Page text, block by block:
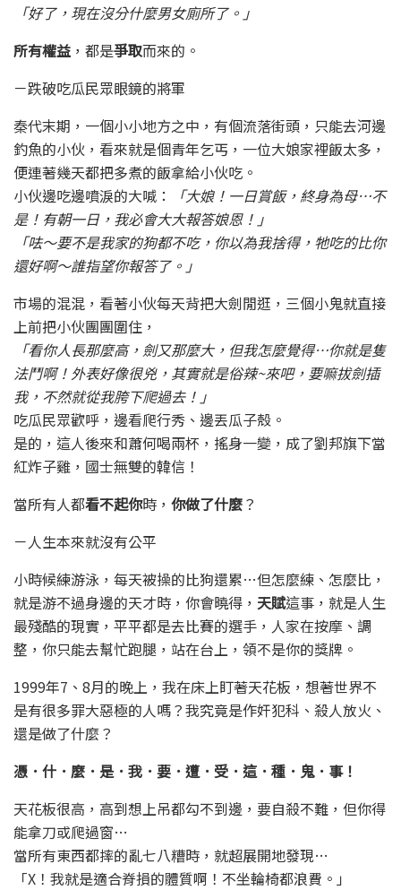
「好了，現在沒分什麼男女廁所了。」
所有權益 ，都是爭取而來的。
－跌破吃瓜民眾眼鏡的將軍
秦代末期，一個小小地方之中，有個流落街頭，只能去河邊
釣魚的小伙，看來就是個青年乞丐，一位大娘家裡飯太多，
便連著幾天都把多煮的飯拿給小伙吃。
小伙邊吃邊噴淚的大喊：
「大娘！一日賞飯，終身為母…不
是！有朝一日，我必會大大報答娘恩！」
「呿～要不是我家的狗都不吃，你以為我捨得，牠吃的比你
還好啊～誰指望你報答了。」
市場的混混，看著小伙每天背把大劍閒逛，三個小鬼就直接
上前把小伙團團圍住，
「看你人長那麼高，劍又那麼大，但我怎麼覺得…你就是隻
法鬥啊！外表好像很兇，其實就是俗辣~來吧，要嘛拔劍插
我，不然就從我胯下爬過去！」
吃瓜民眾歡呼，邊看爬行秀、邊丟瓜子殼。
是的，這人後來和蕭何喝兩杯，搖身一變，成了劉邦旗下當
紅炸子雞，國士無雙的韓信！
當所有人都看不起你時， 你做了什麼？
－人生本來就沒有公平
小時候練游泳，每天被操的比狗還累…但怎麼練、怎麼比，
就是游不過身邊的天才時，你會曉得， 天賦這事，就是人生
最殘酷的現實，平平都是去比賽的選手，人家在按摩、調
整，你只能去幫忙跑腿，站在台上，領不是你的獎牌。
1999年7、8月的晚上，我在床上盯著天花板，想著世界不
是有很多罪大惡極的人嗎？我究竟是作奸犯科、殺人放火、
還是做了什麼？
憑．什．麼．是．我．要．遭．受．這．種．鬼．事！
天花板很高，高到想上吊都勾不到邊，要自殺不難，但你得
能拿刀或爬過窗…
當所有東西都摔的亂七八糟時，就超展開地發現…
「X！我就是適合脊損的體質啊！不坐輪椅都浪費。」